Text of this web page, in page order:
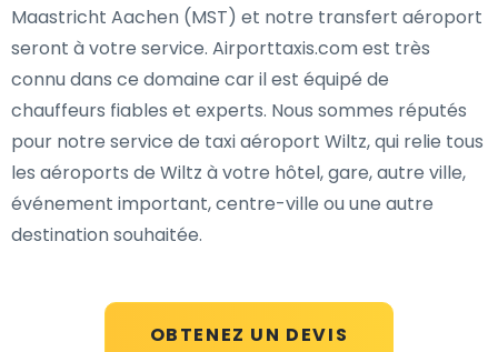
OBTENEZ UN DEVIS
Maastricht Aachen (MST) et notre transfert aéroport
seront à votre service. Airporttaxis.com est très
connu dans ce domaine car il est équipé de
chauffeurs fiables et experts. Nous sommes réputés
pour notre service de taxi aéroport Wiltz, qui relie tous
les aéroports de Wiltz à votre hôtel, gare, autre ville,
événement important, centre-ville ou une autre
destination souhaitée.